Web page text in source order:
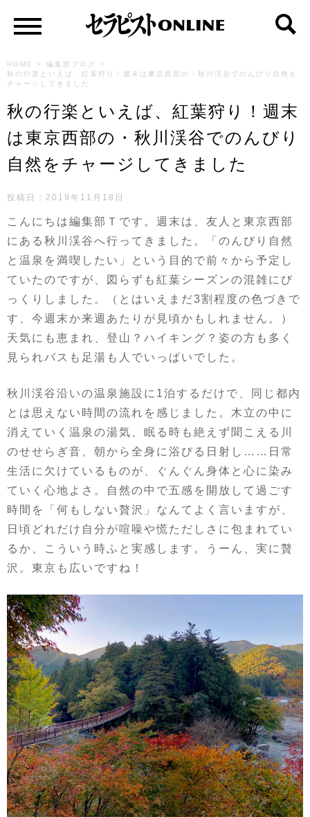
HOME > 編集部ブログ
>
秋の行楽といえば、紅葉狩り！週末は東京西部の・秋川渓谷でのんびり自然を
チャージしてきました
秋の行楽といえば、紅葉狩り！週末
は東京西部の・秋川渓谷でのんびり
自然をチャージしてきました
投稿日： 2019年11月18日
こんにちは編集部Ｔです。週末は、友人と東京西部
にある秋川渓谷へ行ってきました。「のんびり自然
と温泉を満喫したい」という目的で前々から予定し
ていたのですが、図らずも紅葉シーズンの混雑にび
っくりしました。（とはいえまだ3割程度の色づきで
す、今週末か来週あたりが見頃かもしれません。）
天気にも恵まれ、登山？ハイキング？姿の方も多く
見られバスも足湯も人でいっぱいでした。
秋川渓谷沿いの温泉施設に1泊するだけで、同じ都内
とは思えない時間の流れを感じました。木立の中に
消えていく温泉の湯気、眠る時も絶えず聞こえる川
のせせらぎ音、朝から全身に浴びる日射し……日常
生活に欠けているものが、ぐんぐん身体と心に染み
ていく心地よさ。自然の中で五感を開放して過ごす
時間を「何もしない贅沢」なんてよく言いますが、
日頃どれだけ自分が喧噪や慌ただしさに包まれてい
るか、こういう時ふと実感します。うーん、実に贅
沢。東京も広いですね！